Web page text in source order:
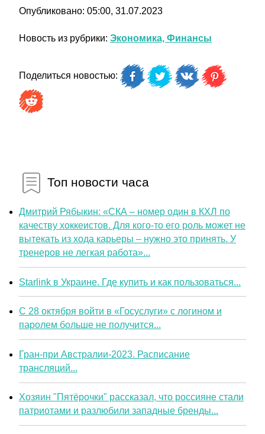
Опубликовано: 05:00, 31.07.2023
Новость из рубрики: Экономика, Финансы
Поделиться новостью:
Топ новости часа
Дмитрий Рябыкин: «СКА – номер один в КХЛ по
качеству хоккеистов. Для кого-то его роль может не
вытекать из хода карьеры – нужно это принять. У
тренеров не легкая работа»...
Starlink в Украине. Где купить и как пользоваться...
С 28 октября войти в «Госуслуги» с логином и
паролем больше не получится...
Гран-при Австралии-2023. Расписание
трансляций...
Хозяин "Пятёрочки" рассказал, что россияне стали
патриотами и разлюбили западные бренды...